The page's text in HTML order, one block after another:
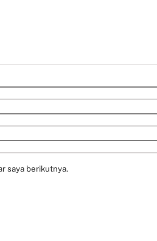
saya berikutnya.